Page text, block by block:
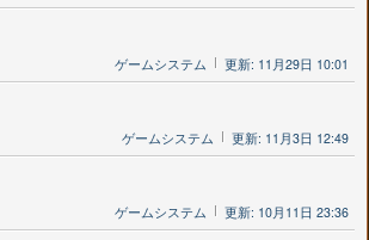
ゲームシステム 更新: 11月29日 10:01
ゲームシステム 更新: 11月3日 12:49
ゲームシステム 更新: 10月11日 23:36